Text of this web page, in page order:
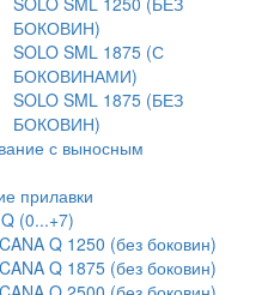
БОКОВИН)
SOLO SML 1875 (С
БОКОВИНАМИ)
SOLO SML 1875 (БЕЗ
БОКОВИН)
с выносным
прилавки
(0...+7)
Q 1250 (без боковин)
Q 1875 (без боковин)